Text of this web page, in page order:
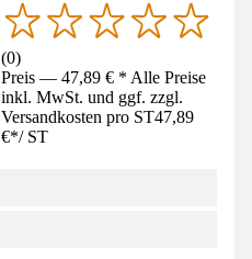
(0)
Preis — 47,89 € * Alle Preise
inkl. MwSt. und ggf. zzgl.
Versandkosten pro ST47,89
€*/ ST